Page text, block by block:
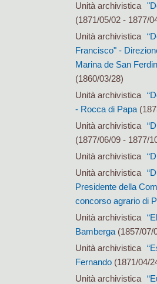
Unità archivistica
(1871/05/02 - 1877/
Unità archivistica
Francisco" -
Marina de San
(1860/03/28)
Unità archivistica
- Rocca di Papa
Unità archivistica
(1877/06/09 - 1877/
Unità archivistica
Unità archivistica
Presidente della
concorso agrario di
Unità archivistica
Bamberga(1857/07/
Unità archivistica
Fernando(1871/04/
Unità archivistica